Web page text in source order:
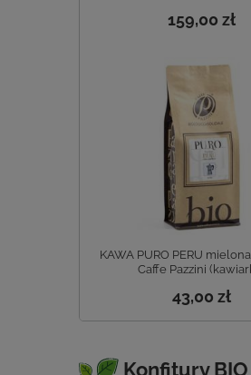
159,00 zł
KAWA PURO PERU
Caffe Pazzini
43,00 zł
Konfitury BIO